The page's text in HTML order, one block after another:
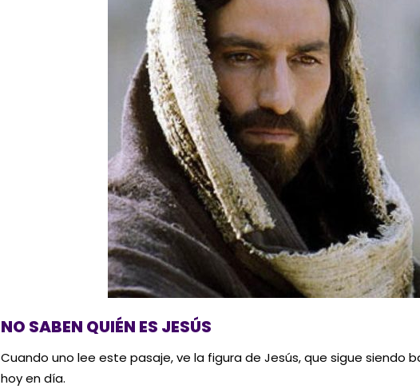
NO SABEN QUIÉN ES JESÚS
Cuando uno lee este pasaje, ve la figura de Jesús, que sigue siendo
hoy en día.